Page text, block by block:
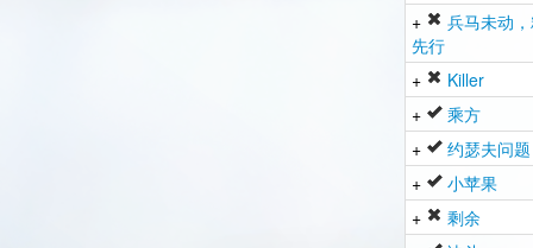
+
兵马未动
先行
+
Killer
+
乘方
+
约瑟夫问题
+
小苹果
+
剩余